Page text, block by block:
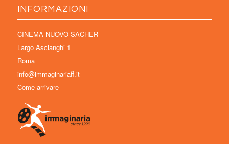
INFORMAZIONI
CINEMA NUOVO SACHER
Largo Ascianghi 1
Roma
info@immaginariaff.it
Come arrivare